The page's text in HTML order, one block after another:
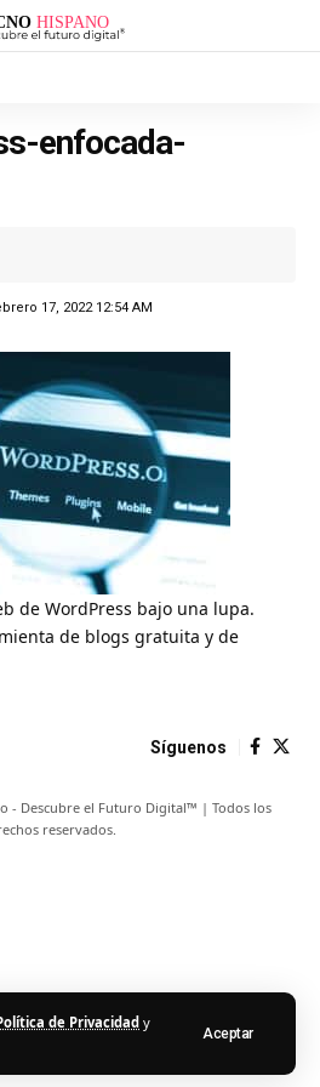
de Privacidad y
Aceptar
enfocada-
17, 2022 12:54 AM
de WordPress bajo una lupa.
de blogs gratuita y de
Síguenos
- Descubre el Futuro Digital™ | Todos los
reservados.